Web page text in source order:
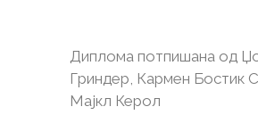
Диплома потпишана од
Гриндер, Кармен Бостик
Мајкл Керол